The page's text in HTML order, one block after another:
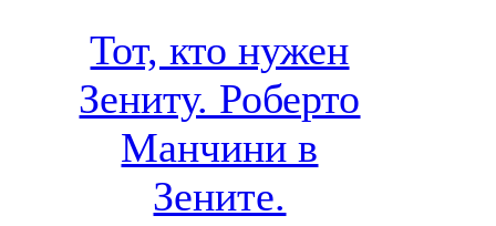
Тот, кто нужен
Зениту. Роберто
Манчини в
Зените.